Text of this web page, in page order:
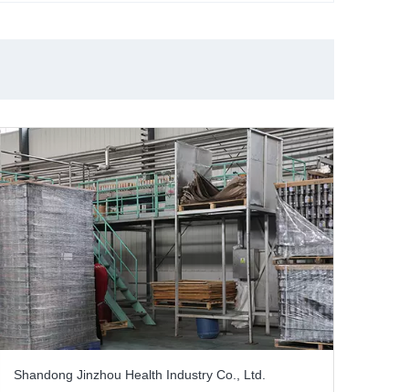
Shandong Jinzhou Health Industry Co., Ltd.